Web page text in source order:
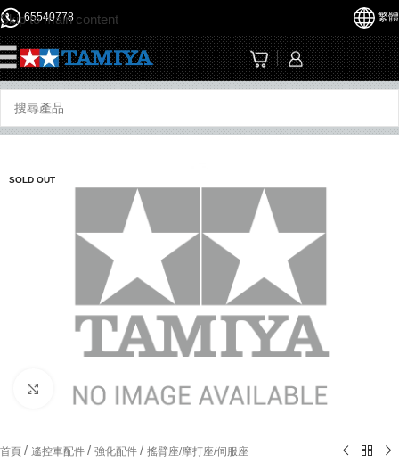
Skip to main content
65540778 繁體
SOLD OUT
Click to enlarge
首頁 / 遙控車配件 / 強化配件 / 搖臂座/摩打座/伺服座